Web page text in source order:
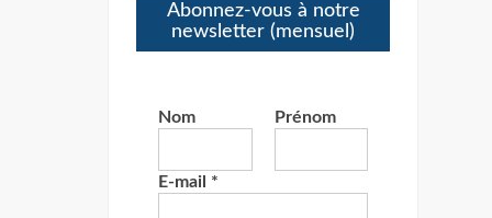
Abonnez-vous à notre
newsletter (mensuel)
Nom Prénom
E-mail *